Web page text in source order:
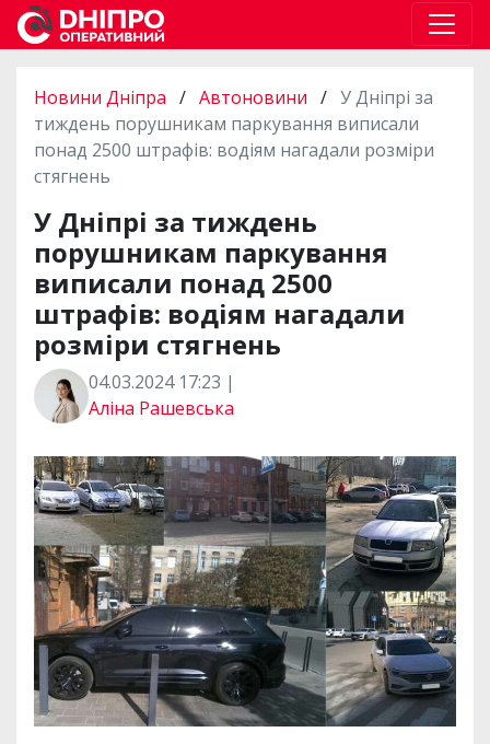
Новини Дніпра / Автоновини / У Дніпрі за
тиждень порушникам паркування виписали
понад 2500 штрафів: водіям нагадали розміри
стягнень
У Дніпрі за тиждень
порушникам паркування
виписали понад 2500
штрафів: водіям нагадали
розміри стягнень
04.03.2024 17:23 |
Аліна Рашевська